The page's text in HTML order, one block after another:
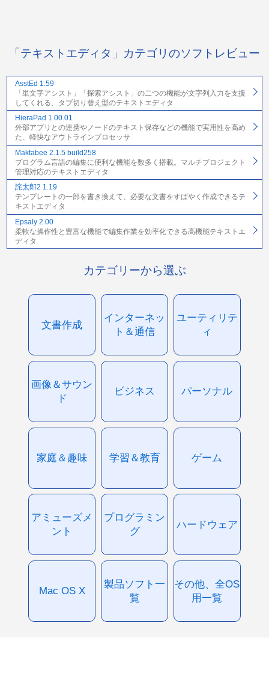
「テキストエディタ」カテゴリのソフトレビュー
AsstEd 1.59
「単文字アシスト」「探索アシスト」の二つの機能が文字列入力を支援
してくれる、タブ切り替え型のテキストエディタ
HieraPad 1.00.01
外部アプリとの連携やノードのテキスト保存などの機能で実用性を高め
た、軽快なアウトラインプロセッサ
Maktabee 2.1.5 build258
プログラム言語の編集に便利な機能を数多く搭載。マルチプロジェクト
管理対応のテキストエディタ
詫太郎2 1.19
テンプレートの一部を書き換えて、必要な文書をすばやく作成できるテ
キストエディタ
Epsaly 2.00
柔軟な操作性と豊富な機能で編集作業を効率化できる高機能テキストエ
ディタ
カテゴリーから選ぶ
文書作成
インターネッ
ト＆通信
ユーティリテ
ィ
画像＆サウン
ド
ビジネス パーソナル
家庭＆趣味 学習＆教育 ゲーム
アミューズメ
ント
プログラミン
グ
ハードウェア
Mac OS X
製品ソフト一
覧
その他、全OS
用一覧